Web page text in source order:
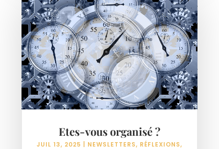
Etes-vous organisé ?
JUIL 13, 2025 NEWSLETTERS, RÉFLEXIONS,